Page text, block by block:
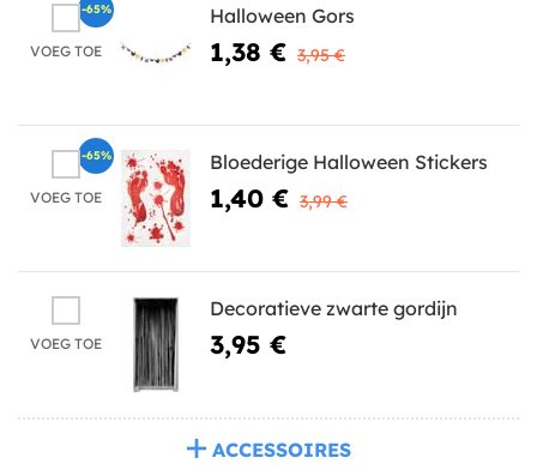
VOEG TOE
Halloween Gors
1,38 € 3,95 €
-65%
VOEG TOE
Bloederige Halloween Stickers
1,40 € 3,99 €
-65%
VOEG TOE
Decoratieve zwarte gordijn
3,95 €
ACCESSOIRES